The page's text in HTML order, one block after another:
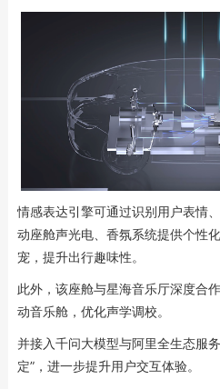
情感表达引擎可通过识别用户表情
动座舱声光电、香氛系统提供个性
宠，提升出行趣味性。
此外，该座舱与星海音乐厅深度合
动音乐舱，优化声学调校。
并接入千问大模型与阿里全生态服
定”，进一步提升用户交互体验。